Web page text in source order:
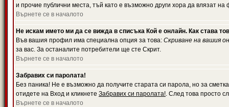
и прочие публични места, тъй като е възможно други хора да влязат
Върнете се в началото
Не искам името ми да се вижда в списъка Кой е онлайн. Как става
Във вашия профил има специална опция за това: Скриване на вашия
за вас. За останалите потребители ще сте Скрит.
Върнете се в началото
Забравих си паролата!
Без паника! Не е възможно да получите старата си парола, но за
отидете на Вход и кликнете Забравих си паролата!. След това просто
Върнете се в началото